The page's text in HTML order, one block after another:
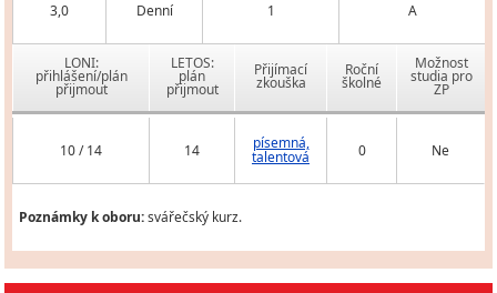
3,0 Denní 1 A
LONI:
přihlášení/plán
přijmout
LETOS:
plán
přijmout
Přijímací
zkouška
Roční
školné
Možnost
studia pro
ZP
10 / 14 14 písemná,
talentová 0 Ne
Poznámky k oboru:svářečský kurz.